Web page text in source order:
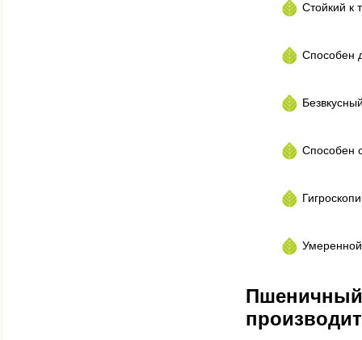
Стойкий к
Способен
Способен
Умеренной
Пшеничный